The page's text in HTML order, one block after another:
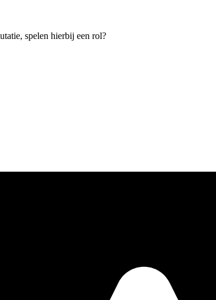
spelen hierbij een rol?